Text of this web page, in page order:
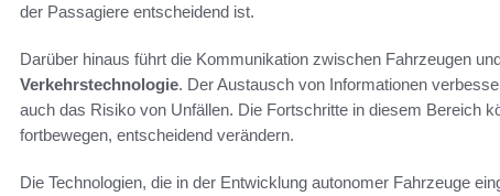
der Passagiere entscheidend ist.
Darüber hinaus führt die Kommunikation zwischen Fahrzeugen
Verkehrstechnologie. Der Austausch von Informationen
auch das Risiko von Unfällen. Die Fortschritte in diesem Bereich
fortbewegen, entscheidend verändern.
Die Technologien, die in der Entwicklung autonomer Fahrzeuge